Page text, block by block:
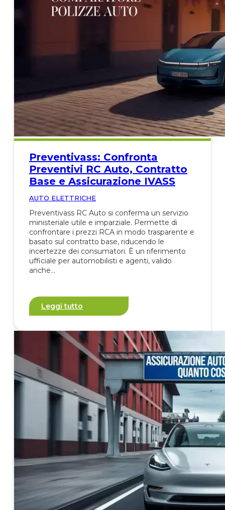
Preventivass: Confronta
Preventivi RC Auto, Contratto
Base e Assicurazione IVASS
AUTO ELETTRICHE
Preventivass RC Auto si conferma un servizio
ministeriale utile e imparziale. Permette di
confrontare i prezzi RCA in modo trasparente e
basato sul contratto base, riducendo le
incertezze dei consumatori. È un riferimento
ufficiale per automobilisti e agenti, valido
anche…
Leggi tutto